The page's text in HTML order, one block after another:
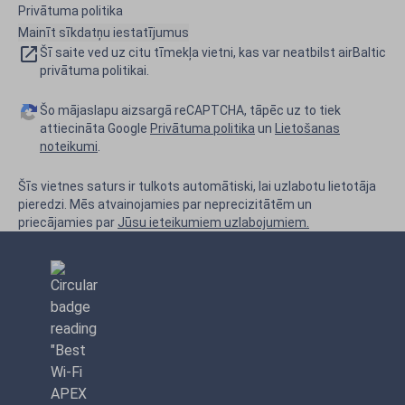
Privātuma politika
Mainīt sīkdatņu iestatījumus
Šī saite ved uz citu tīmekļa vietni, kas var neatbilst airBaltic
privātuma politikai.
Šo mājaslapu aizsargā reCAPTCHA, tāpēc uz to tiek
attiecināta Google Privātuma politika un
Lietošanas
noteikumi
Šīs vietnes saturs ir tulkots automātiski, lai uzlabotu lietotāja
pieredzi. Mēs atvainojamies par neprecizitātēm un
priecājamies par Jūsu ieteikumiem uzlabojumiem.